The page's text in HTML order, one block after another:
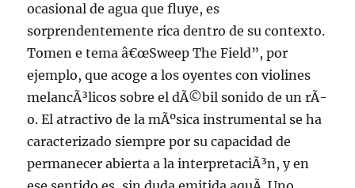
ocasional de agua que fluye, es
sorprendentemente rica dentro de su contexto.
Tomen e tema â€œSweep The Field”, por
ejemplo, que acoge a los oyentes con violines
melancÃ³licos sobre el dÃ©bil sonido de un rÃ­
o. El atractivo de la mÃºsica instrumental se ha
caracterizado siempre por su capacidad de
permanecer abierta a la interpretaciÃ³n, y en